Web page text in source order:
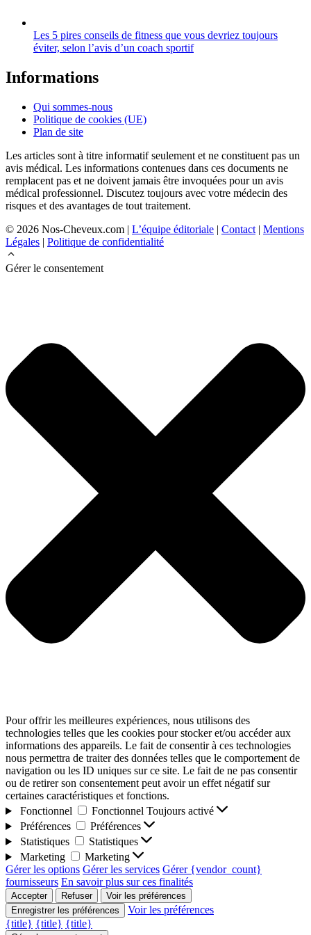
Les 5 pires conseils de fitness que vous devriez toujours
éviter, selon l’avis d’un coach sportif
Informations
Qui sommes-nous
Politique de cookies (UE)
Plan de site
Les articles sont à titre informatif seulement et ne constituent pas un
avis médical. Les informations contenues dans ces documents ne
remplacent pas et ne doivent jamais être invoquées pour un avis
médical professionnel. Discutez toujours avec votre médecin des
risques et des avantages de tout traitement.
© 2026 Nos-Cheveux.com | L’équipe éditoriale | Contact | Mentions
Légales | Politique de confidentialité
Gérer le consentement
Pour offrir les meilleures expériences, nous utilisons des
technologies telles que les cookies pour stocker et/ou accéder aux
informations des appareils. Le fait de consentir à ces technologies
nous permettra de traiter des données telles que le comportement de
navigation ou les ID uniques sur ce site. Le fait de ne pas consentir
ou de retirer son consentement peut avoir un effet négatif sur
certaines caractéristiques et fonctions.
Fonctionnel
Fonctionnel Toujours activé
Préférences
Préférences
Statistiques
Statistiques
Marketing
Marketing
Gérer les options Gérer les services Gérer {vendor_count}
fournisseurs En savoir plus sur ces finalités
Accepter Refuser
Voir les préférences
Enregistrer les préférences
Voir les préférences
{title} {title} {title}